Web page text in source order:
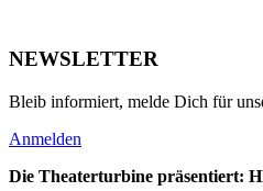
NEWSLETTER
Bleib informiert, melde Dich für
Anmelden
Die Theaterturbine präsentiert: